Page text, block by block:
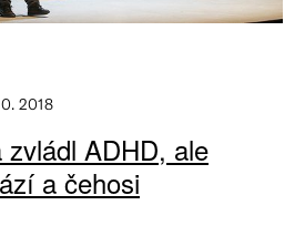
2018
ADHD, ale
a čehosi